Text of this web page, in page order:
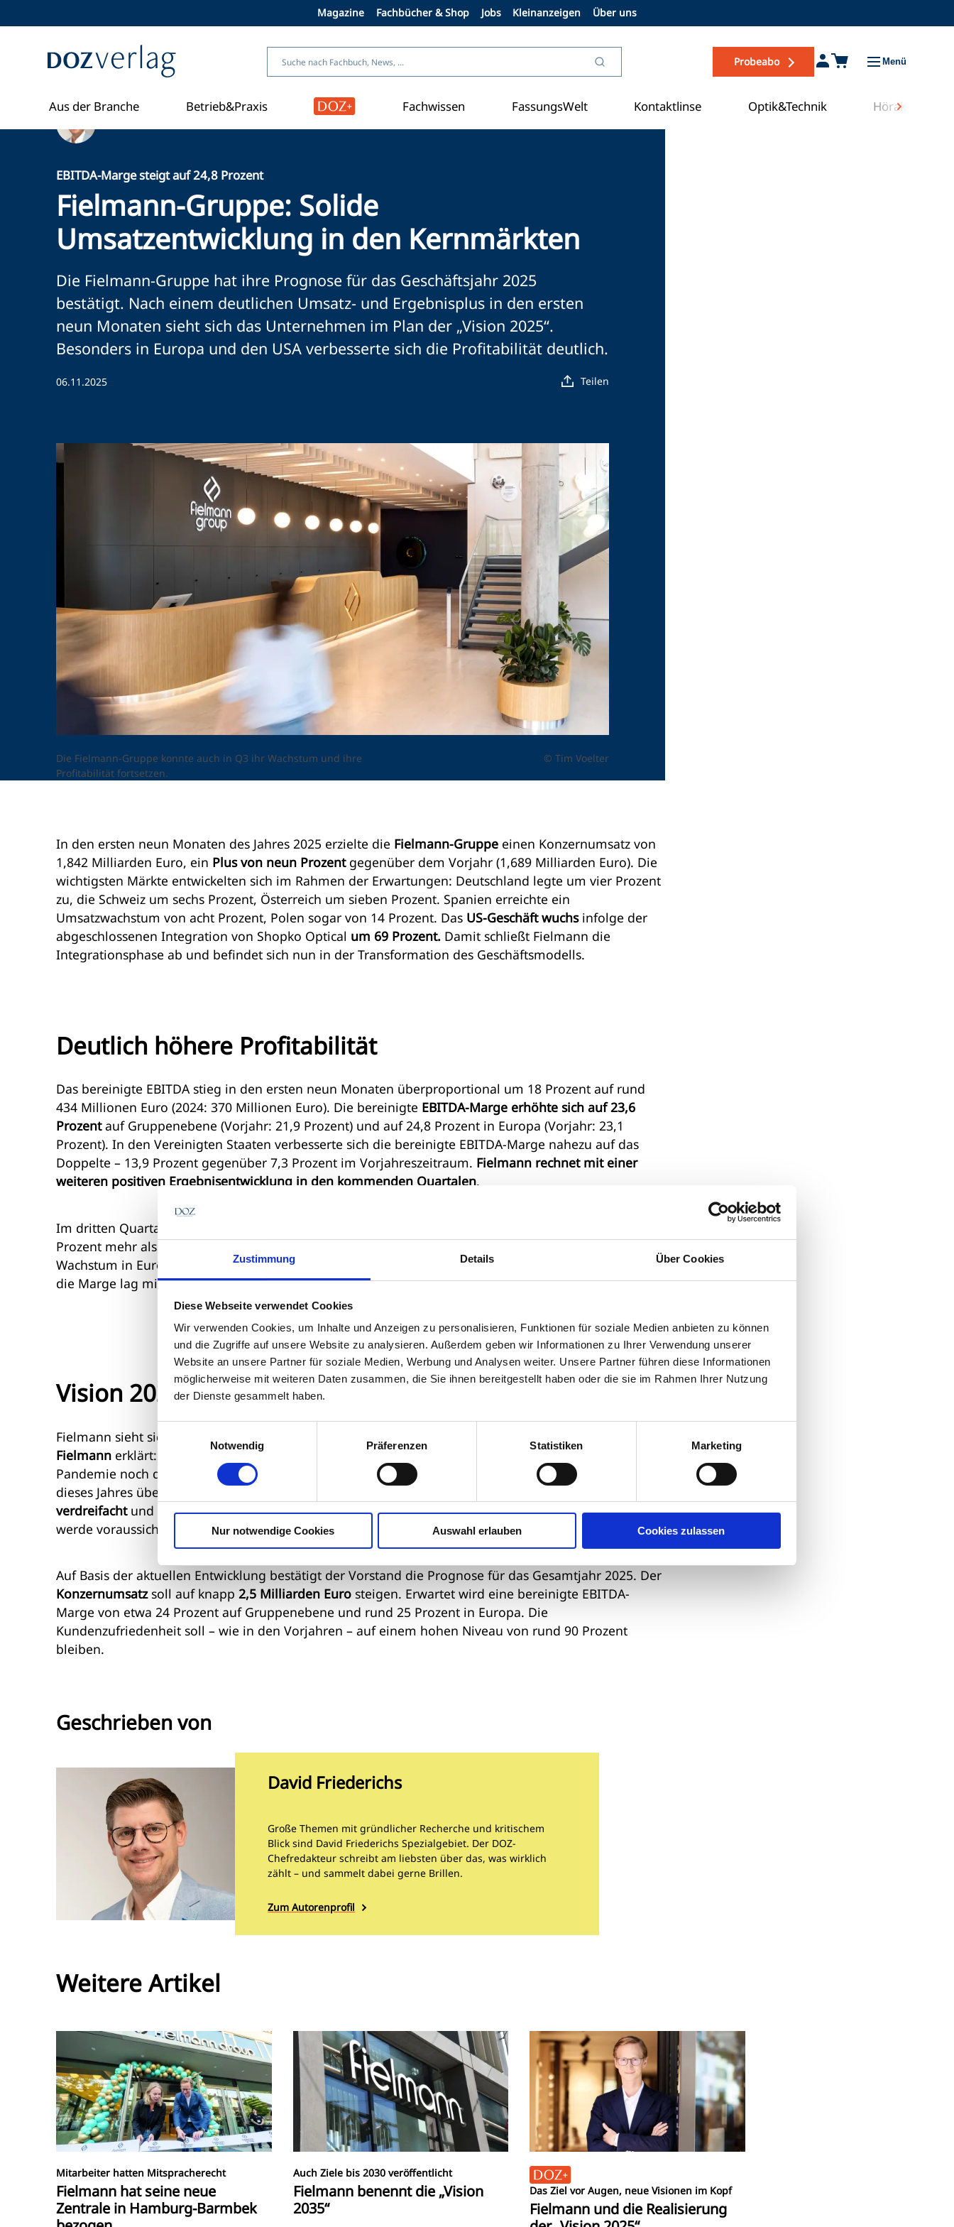
Zustimmung Details Über Cookies
Diese Webseite verwendet Cookies
Wir verwenden Cookies, um Inhalte und Anzeigen zu personalisieren, Funktionen für soziale Medien anbieten zu können
und die Zugriffe auf unsere Website zu analysieren. Außerdem geben wir Informationen zu Ihrer Verwendung unserer
Website an unsere Partner für soziale Medien, Werbung und Analysen weiter. Unsere Partner führen diese Informationen
möglicherweise mit weiteren Daten zusammen, die Sie ihnen bereitgestellt haben oder die sie im Rahmen Ihrer Nutzung
der Dienste gesammelt haben.
Notwendig
Präferenzen Statistiken Marketing
Nur notwendige Cookies Auswahl erlauben Cookies zulassen
Magazine Fachbücher & Shop Jobs Kleinanzeigen Über uns
Probeabo Menü
Aus der Branche Betrieb&Praxis Fachwissen FassungsWelt Kontaktlinse Optik&Technik Hörakustik
EBITDA-Marge steigt auf 24,8 Prozent
Fielmann-Gruppe: Solide
Umsatzentwicklung in den Kernmärkten
Die Fielmann-Gruppe hat ihre Prognose für das Geschäftsjahr 2025
bestätigt. Nach einem deutlichen Umsatz- und Ergebnisplus in den ersten
neun Monaten sieht sich das Unternehmen im Plan der „Vision 2025“.
Besonders in Europa und den USA verbesserte sich die Profitabilität deutlich.
06.11.2025 Teilen
Die Fielmann-Gruppe konnte auch in Q3 ihr Wachstum und ihre
Profitabilität fortsetzen.
© Tim Voelter
In den ersten neun Monaten des Jahres 2025 erzielte die Fielmann-Gruppe einen Konzernumsatz von
1,842 Milliarden Euro, ein Plus von neun Prozentgegenüber dem Vorjahr (1,689 Milliarden Euro). Die
wichtigsten Märkte entwickelten sich im Rahmen der Erwartungen: Deutschland legte um vier Prozent
zu, die Schweiz um sechs Prozent, Österreich um sieben Prozent. Spanien erreichte ein
Umsatzwachstum von acht Prozent, Polen sogar von 14 Prozent. Das US-Geschäft wuchsinfolge der
abgeschlossenen Integration von Shopko Optical um 69 Prozent. Damit schließt Fielmann die
Integrationsphase ab und befindet sich nun in der Transformation des Geschäftsmodells.
Deutlich höhere Profitabilität
Das bereinigte EBITDA stieg in den ersten neun Monaten überproportional um 18 Prozent auf rund
434 Millionen Euro (2024: 370 Millionen Euro). Die bereinigte EBITDA-Marge erhöhte sich auf 23,6
Prozentauf Gruppenebene (Vorjahr: 21,9 Prozent) und auf 24,8 Prozent in Europa (Vorjahr: 23,1
Prozent). In den Vereinigten Staaten verbesserte sich die bereinigte EBITDA-Marge nahezu auf das
Doppelte – 13,9 Prozent gegenüber 7,3 Prozent im Vorjahreszeitraum. Fielmann rechnet mit einer
weiteren positiven Ergebnisentwicklung in den kommenden Quartalen.
Im dritten Quartal 2025 erreichte der Konzern einen Umsatz von 618 Millionen Euro und damit drei
Prozent mehr als im Vorjahresquartal (600 Millionen Euro). Auf Basis konstanter Wechselkurse lag das
Wachstum in Europa und den USA bei vier Prozent. Das bereinigte EBITDA betrug 145 Millionen Euro,
die Marge lag mit 23,4 Prozent nahezu auf Vorjahresniveau (23,3 Prozent).
Vision 2025: Ziele werden übertroffen
Fielmann sieht sich auf Kurs, die
Fielmann erklärt: „Als wir 2019 unsere Vision 2025 entwickelt haben, waren weder die Coronavirus-
Pandemie noch der Krieg in der Ukraine absehbar. Und dennoch werden wir unsere Ziele bis Ende
dieses Jahres übertreffen.“ Laut Unternehmensangaben habe sich der
verdreifachtund werde bis Jahresende bei rund einer Milliarde Euro liegen. Das bereinigteEBITDA
werde voraussichtlich
rund 50 Prozent über dem ursprünglichen Zielder Vision 2025 liegen.
Auf Basis der aktuellen Entwicklung bestätigt der Vorstand die Prognose für das Gesamtjahr 2025. Der
Konzernumsatzsoll auf knapp2,5 Milliarden Euro steigen. Erwartet wird eine bereinigte EBITDA-
Marge von etwa 24 Prozent auf Gruppenebene und rund 25 Prozent in Europa. Die
Kundenzufriedenheit soll – wie in den Vorjahren – auf einem hohen Niveau von rund 90 Prozent
bleiben.
Geschrieben von
David Friederichs
Große Themen mit gründlicher Recherche und kritischem
Blick sind David Friederichs Spezialgebiet. Der DOZ-
Chefredakteur schreibt am liebsten über das, was wirklich
zählt – und sammelt dabei gerne Brillen.
Zum Autorenprofil
Weitere Artikel
Mitarbeiter hatten Mitspracherecht
Fielmann hat seine neue
Zentrale in Hamburg-Barmbek
Auch Ziele bis 2030 veröffentlicht
Fielmann benennt die „Vision
2035“
Das Ziel vor Augen, neue Visionen im Kopf
Fielmann und die Realisierung